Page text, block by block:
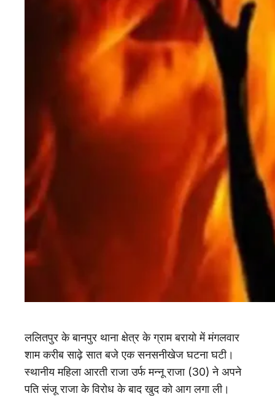
ललितपुर के बानपुर थाना क्षेत्र के ग्राम बरायो में मंगलवार
शाम करीब साढ़े सात बजे एक सनसनीखेज घटना घटी।
स्थानीय महिला आरती राजा उर्फ मन्नू राजा (30) ने अपने
पति संजू राजा के विरोध के बाद खुद को आग लगा ली।